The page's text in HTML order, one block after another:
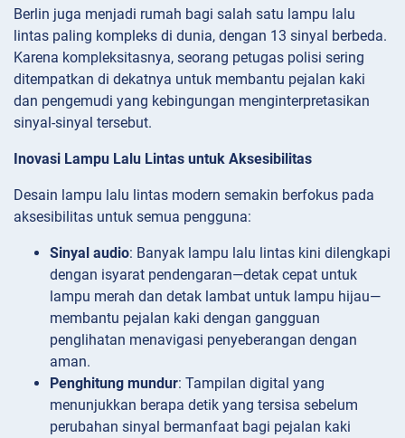
Berlin juga menjadi rumah bagi salah satu lampu lalu
lintas paling kompleks di dunia, dengan 13 sinyal berbeda.
Karena kompleksitasnya, seorang petugas polisi sering
ditempatkan di dekatnya untuk membantu pejalan kaki
dan pengemudi yang kebingungan menginterpretasikan
sinyal-sinyal tersebut.
Inovasi Lampu Lalu Lintas untuk Aksesibilitas
Desain lampu lalu lintas modern semakin berfokus pada
aksesibilitas untuk semua pengguna:
Sinyal audio: Banyak lampu lalu lintas kini dilengkapi
dengan isyarat pendengaran—detak cepat untuk
lampu merah dan detak lambat untuk lampu hijau—
membantu pejalan kaki dengan gangguan
penglihatan menavigasi penyeberangan dengan
aman.
Penghitung mundur: Tampilan digital yang
menunjukkan berapa detik yang tersisa sebelum
perubahan sinyal bermanfaat bagi pejalan kaki